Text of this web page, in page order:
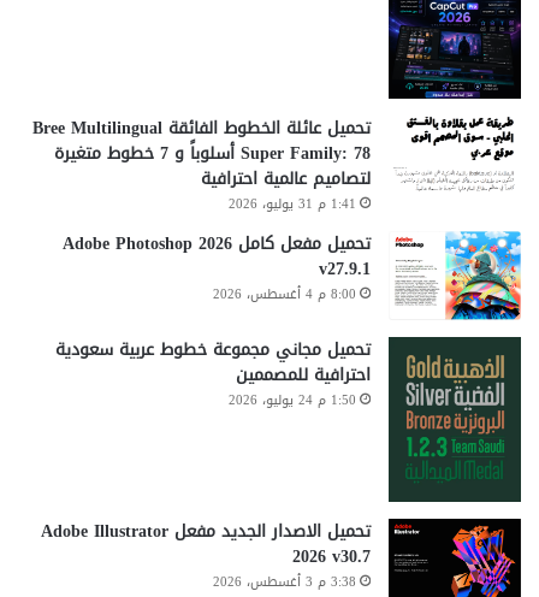
تحميل عائلة الخطوط الفائقة Bree Multilingual
Super Family: 78 أسلوباً و 7 خطوط متغيرة
لتصاميم عالمية احترافية
1:41 م 31 يوليو، 2026
تحميل مفعل كامل Adobe Photoshop 2026
v27.9.1
8:00 م 4 أغسطس، 2026
تحميل مجاني مجموعة خطوط عربية سعودية
احترافية للمصممين
1:50 م 24 يوليو، 2026
تحميل الاصدار الجديد مفعل Adobe Illustrator
2026 v30.7
3:38 م 3 أغسطس، 2026